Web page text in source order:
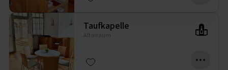
Taufkapelle
Altarraum